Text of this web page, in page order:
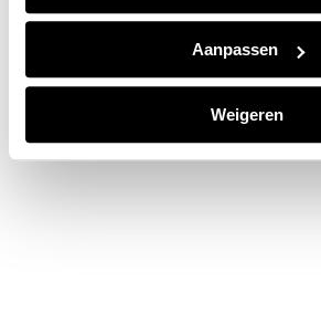
Aanpassen
Weigeren